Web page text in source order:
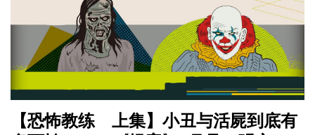
【恐怖教练 上集】小丑与活屍到底有